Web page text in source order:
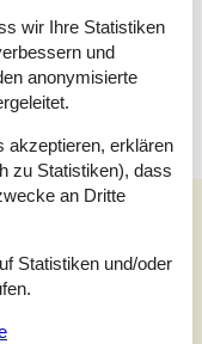
wir Ihre Statistiken
und
anonymisierte
akzeptieren, erklären
zu Statistiken), dass
an Dritte
Statistiken und/oder